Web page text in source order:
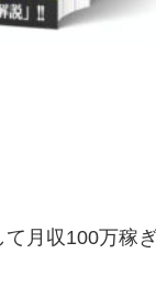
月収100万稼